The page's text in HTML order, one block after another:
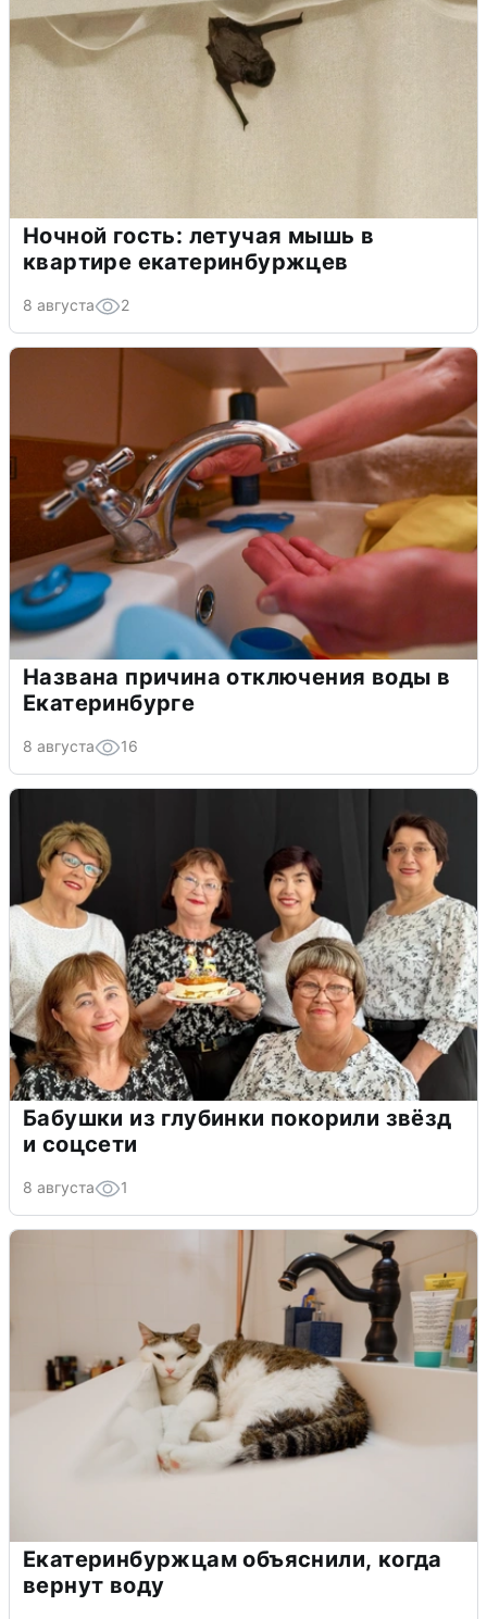
Ночной гость: летучая мышь в
квартире екатеринбуржцев
8 августа 2
Названа причина отключения воды в
Екатеринбурге
8 августа 16
Бабушки из глубинки покорили звёзд
и соцсети
8 августа 1
Екатеринбуржцам объяснили, когда
вернут воду